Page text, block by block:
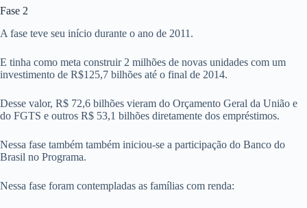
Fase 2
A fase teve seu início durante o ano de 2011.
E tinha como meta construir 2 milhões de novas unidades com um
investimento de R$125,7 bilhões até o final de 2014.
Desse valor, R$ 72,6 bilhões vieram do Orçamento Geral da União e
do FGTS e outros R$ 53,1 bilhões diretamente dos empréstimos.
Nessa fase também também iniciou-se a participação do Banco do
Brasil no Programa.
Nessa fase foram contempladas as famílias com renda: